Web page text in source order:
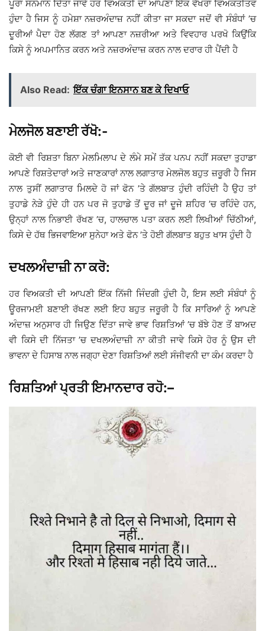
ਪੂਰਾ ਸਨਮਾਨ ਦਿੱਤਾ ਜਾਵੇ ਹਰ ਵਿਅਕਤੀ ਦਾ ਆਪਣਾ ਇੱਕ ਵੱਖਰਾ ਵਿਅਕਤੀਤਵ
ਹੁੰਦਾ ਹੈ ਜਿਸ ਨੂੰ ਹਮੇਸ਼ਾ ਨਜ਼ਰਅੰਦਾਜ਼ ਨਹੀਂ ਕੀਤਾ ਜਾ ਸਕਦਾ ਜਦੋਂ ਵੀ ਸੰਬੰਧਾਂ ’ਚ
ਦੂਰੀਆਂ ਪੈਦਾ ਹੋਣ ਲੱਗਣ ਤਾਂ ਆਪਣਾ ਨਜ਼ਰੀਆ ਅਤੇ ਵਿਵਹਾਰ ਪਰਖੋ ਕਿਉਂਕਿ
ਕਿਸੇ ਨੂੰ ਅਪਮਾਨਿਤ ਕਰਨ ਅਤੇ ਨਜ਼ਰਅੰਦਾਜ਼ ਕਰਨ ਨਾਲ ਦਰਾਰ ਹੀ ਪੈਂਦੀ ਹੈ
Also Read: ਇੱਕ ਚੰਗਾ ਇਨਸਾਨ ਬਣ ਕੇ ਦਿਖਾਓ
ਮੇਲਜੋਲ ਬਣਾਈ ਰੱਖੋ:-
ਕੋਈ ਵੀ ਰਿਸ਼ਤਾ ਬਿਨਾ ਮੇਲਮਿਲਾਪ ਦੇ ਲੰਮੇ ਸਮੇਂ ਤੱਕ ਪਨਪ ਨਹੀਂ ਸਕਦਾ ਤੁਹਾਡਾ
ਆਪਣੇ ਰਿਸ਼ਤੇਦਾਰਾਂ ਅਤੇ ਜਾਣਕਾਰਾਂ ਨਾਲ ਲਗਾਤਾਰ ਮੇਲਜੋਲ ਬਹੁਤ ਜ਼ਰੂਰੀ ਹੈ ਜਿਸ
ਨਾਲ ਤੁਸੀਂ ਲਗਾਤਾਰ ਮਿਲਦੇ ਹੋ ਜਾਂ ਫੋਨ ’ਤੇ ਗੱਲਬਾਤ ਹੁੰਦੀ ਰਹਿੰਦੀ ਹੈ ਉਹ ਤਾਂ
ਤੁਹਾਡੇ ਨੇੜੇ ਹੁੰਦੇ ਹੀ ਹਨ ਪਰ ਜੋ ਤੁਹਾਡੇ ਤੋਂ ਦੂਰ ਜਾਂ ਦੂਜੇ ਸ਼ਹਿਰ ’ਚ ਰਹਿੰਦੇ ਹਨ,
ਉਨ੍ਹਾਂ ਨਾਲ ਨਿਭਾਈ ਰੱਖਣ ’ਚ, ਹਾਲਚਾਲ ਪਤਾ ਕਰਨ ਲਈ ਲਿਖੀਆਂ ਚਿੱਠੀਆਂ,
ਕਿਸੇ ਦੇ ਹੱਥ ਭਿਜਵਾਇਆ ਸੁਨੇਹਾ ਅਤੇ ਫੋਨ ’ਤੇ ਹੋਈ ਗੱਲਬਾਤ ਬਹੁਤ ਖਾਸ ਹੁੰਦੀ ਹੈ
ਦਖਲਅੰਦਾਜ਼ੀ ਨਾ ਕਰੋ:
ਹਰ ਵਿਅਕਤੀ ਦੀ ਆਪਣੀ ਇੱਕ ਨਿੱਜੀ ਜਿੰਦਗੀ ਹੁੰਦੀ ਹੈ, ਇਸ ਲਈ ਸੰਬੰਧਾਂ ਨੂੰ
ਊਰਜਾਮਈ ਬਣਾਈ ਰੱਖਣ ਲਈ ਇਹ ਬਹੁਤ ਜਰੂਰੀ ਹੈ ਕਿ ਸਾਰਿਆਂ ਨੂੰ ਆਪਣੇ
ਅੰਦਾਜ਼ ਅਨੁਸਾਰ ਹੀ ਜਿਉਣ ਦਿੱਤਾ ਜਾਵੇ ਭਾਵ ਰਿਸ਼ਤਿਆਂ ’ਚ ਬੱਝੇ ਹੋਣ ਤੋਂ ਬਾਅਦ
ਵੀ ਕਿਸੇ ਦੀ ਨਿੱਜਤਾ ’ਚ ਦਖਲਅੰਦਾਜ਼ੀ ਨਾ ਕੀਤੀ ਜਾਵੇ ਕਿਸੇ ਹੋਰ ਨੂੰ ਉਸ ਦੀ
ਭਾਵਨਾ ਦੇ ਹਿਸਾਬ ਨਾਲ ਜਗ੍ਹਾ ਦੇਣਾ ਰਿਸ਼ਤਿਆਂ ਲਈ ਸੰਜੀਵਨੀ ਦਾ ਕੰਮ ਕਰਦਾ ਹੈ
ਰਿਸ਼ਤਿਆਂ ਪ੍ਰਤੀ ਇਮਾਨਦਾਰ ਰਹੋ:–